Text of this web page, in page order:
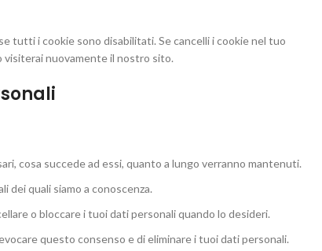
tutti i cookie sono disabilitati. Se cancelli i cookie nel tuo
visiterai nuovamente il nostro sito.
cosa succede ad essi, quanto a lungo verranno mantenuti.
dei quali siamo a conoscenza.
o bloccare i tuoi dati personali quando lo desideri.
questo consenso e di eliminare i tuoi dati personali.